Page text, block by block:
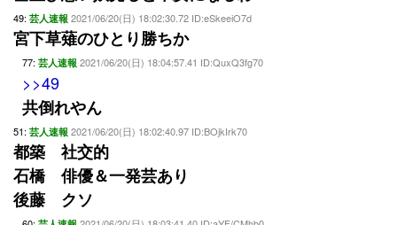
49: 芸人速報 2021/06/20(日) 18:02:30.72 ID:eSkeeiO7d
宮下草薙のひとり勝ちか
77: 芸人速報 2021/06/20(日) 18:04:57.41 ID:QuxQ3fg70
>>49
共倒れやん
51: 芸人速報 2021/06/20(日) 18:02:40.97 ID:BOjkIrk70
都築 社交的
石橋 俳優＆一発芸あり
後藤 クソ